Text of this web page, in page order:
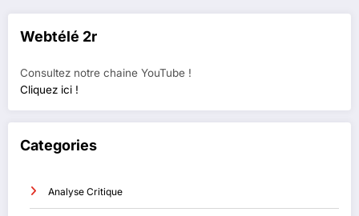
publications
Webtélé 2r
Consultez notre chaine YouTube !
Cliquez ici !
Categories
Analyse Critique